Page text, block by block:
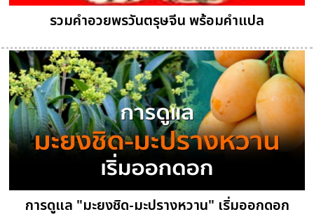
รวมคำอวยพรวันตรุษจีน พร้อมคำแปล
การดูแล "มะยงชิด-มะปรางหวาน" เริ่มออกดอก